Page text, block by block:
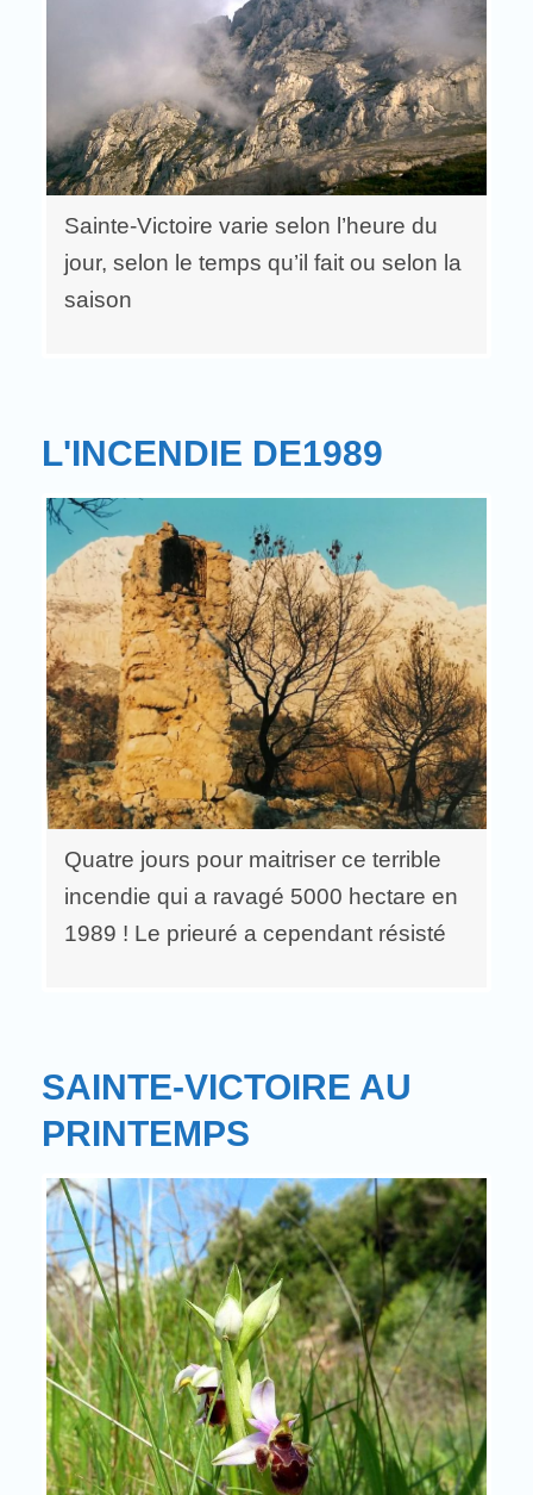
Sainte-Victoire varie selon l’heure du
jour, selon le temps qu’il fait ou selon la
saison
L'INCENDIE DE1989
Quatre jours pour maitriser ce terrible
incendie qui a ravagé 5000 hectare en
1989 ! Le prieuré a cependant résisté
SAINTE-VICTOIRE AU
PRINTEMPS